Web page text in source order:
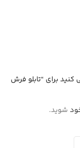
برای “تابلو فرش
شوید.